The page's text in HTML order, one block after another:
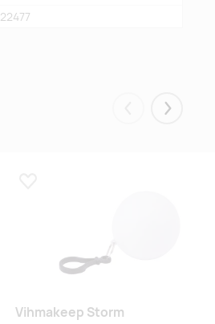
22477
Eelmised
Vihmakeep Storm